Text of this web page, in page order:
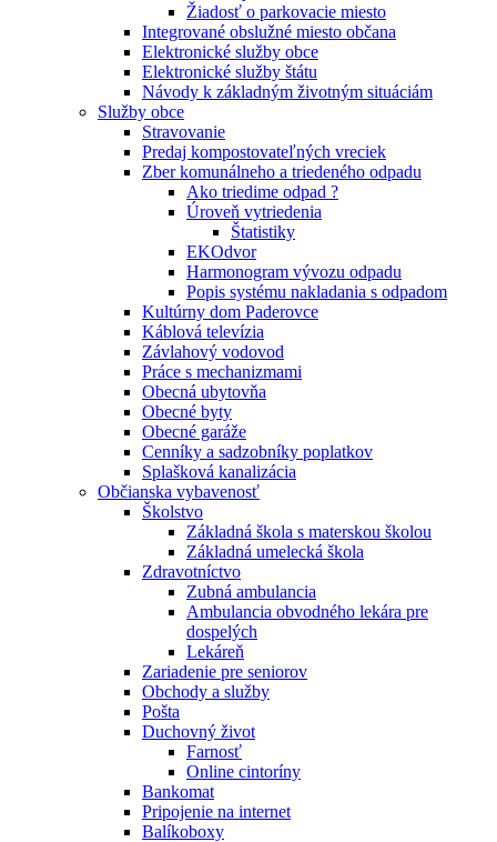
Žiadosť o parkovacie miesto
Integrované obslužné miesto občana
Elektronické služby obce
Elektronické služby štátu
Návody k základným životným situáciám
Služby obce
Stravovanie
Predaj kompostovateľných vreciek
Zber komunálneho a triedeného odpadu
Ako triedime odpad ?
Úroveň vytriedenia
Štatistiky
EKOdvor
Harmonogram vývozu odpadu
Popis systému nakladania s odpadom
Kultúrny dom Paderovce
Káblová televízia
Závlahový vodovod
Práce s mechanizmami
Obecná ubytovňa
Obecné byty
Obecné garáže
Cenníky a sadzobníky poplatkov
Splašková kanalizácia
Občianska vybavenosť
Školstvo
Základná škola s materskou školou
Základná umelecká škola
Zdravotníctvo
Zubná ambulancia
Ambulancia obvodného lekára pre
dospelých
Lekáreň
Zariadenie pre seniorov
Obchody a služby
Pošta
Duchovný život
Farnosť
Online cintoríny
Bankomat
Pripojenie na internet
Balíkoboxy